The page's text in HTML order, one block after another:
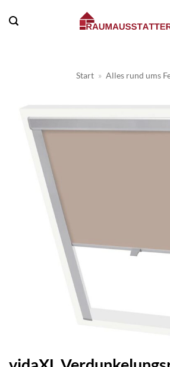
Inhalt
Start » Alles rund ums